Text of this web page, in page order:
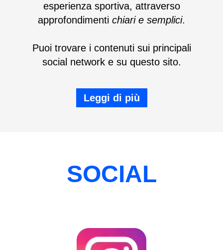
esperienza sportiva, attraverso
approfondimenti chiari e semplici.
Puoi trovare i contenuti sui principali
social network e su questo sito.
Leggi di più
SOCIAL